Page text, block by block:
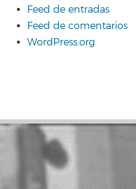
Feed de entradas
Feed de comentarios
WordPress.org